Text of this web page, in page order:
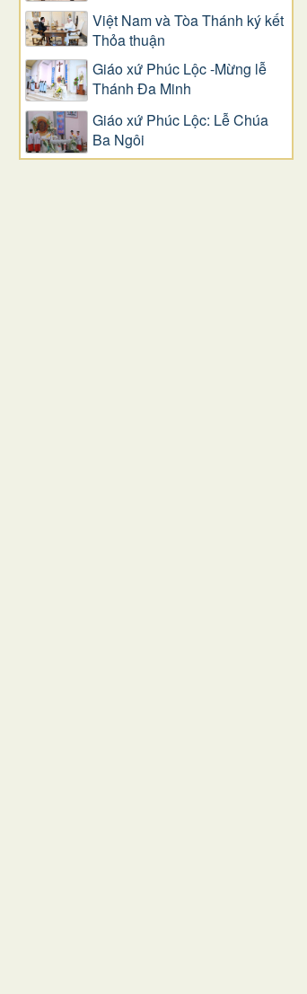
Việt Nam và Tòa Thánh ký kết
Thỏa thuận
Giáo xứ Phúc Lộc -Mừng lễ
Thánh Đa Minh
Giáo xứ Phúc Lộc: Lễ Chúa
Ba Ngôi